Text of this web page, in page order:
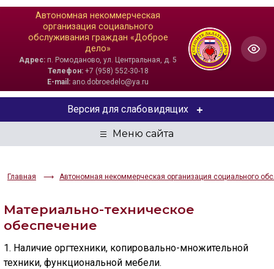
Автономная некоммерческая
организация социального
обслуживания граждан «Доброе
дело»
Адрес: п. Ромоданово, ул. Центральная, д. 5
Телефон:+7 (958) 552-30-18
E-mail: ano.dobroedelo@ya.ru
Главная Автономная некоммерческая организация социального
Версия для слабовидящих
ЦВЕТОВАЯ СХЕМА
Aa
ИЗОБРАЖЕНИЯ
Материально-техническое
обеспечение
1. Наличие оргтехники, копировально-множительной
техники, функциональной мебели.